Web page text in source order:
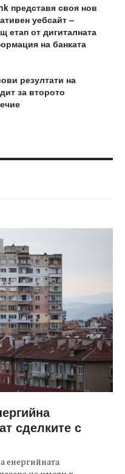
представя своя нов
уебсайт –
етап от дигиталната
на банката
резултати на
за второто
сделките с
енергийната